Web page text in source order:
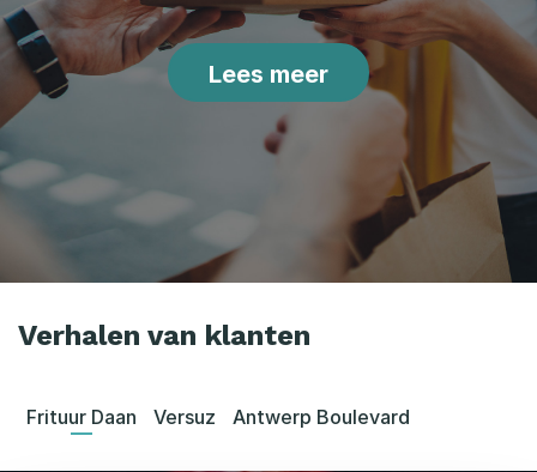
Lees meer
Verhalen van klanten
Frituur Daan Versuz Antwerp Boulevard